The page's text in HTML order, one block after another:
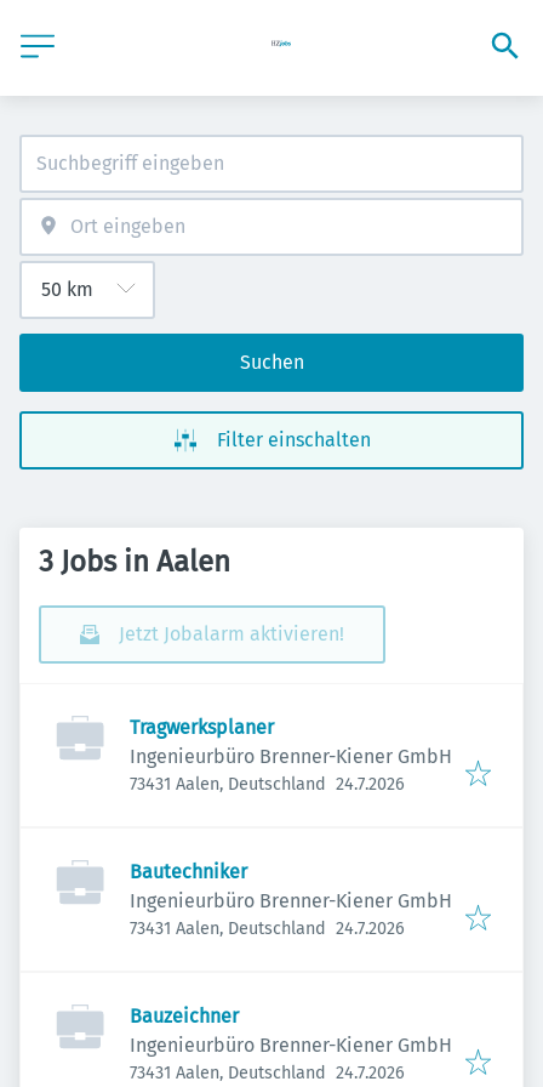
Suchen
Filter einschalten
3 Jobs in Aalen
Jetzt Jobalarm aktivieren!
Tragwerksplaner
Ingenieurbüro Brenner-Kiener GmbH
73431 Aalen, Deutschland Veröffentlicht
24.7.2026
Bautechniker
Ingenieurbüro Brenner-Kiener GmbH
73431 Aalen, Deutschland Veröffentlicht
24.7.2026
Bauzeichner
Ingenieurbüro Brenner-Kiener GmbH
73431 Aalen, Deutschland Veröffentlicht
24.7.2026